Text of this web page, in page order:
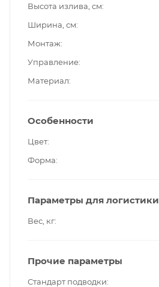
Высота излива, см
Ширина, см
Монтаж
Управление
Материал
Особенности
Цвет
Форма
Параметры для логистики
Вес, кг
Прочие параметры
Стандарт подводки